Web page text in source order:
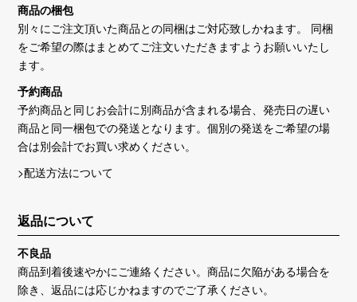
商品の梱包
別々にご注文頂いた商品との同梱はご対応致しかねます。 同梱
をご希望の際はまとめてご注文いただきますようお願いいたし
ます。
予約商品
予約商品と同じお会計に別商品が含まれる場合、発売日の遅い
商品と同一梱包での発送となります。個別の発送をご希望の場
合は別会計でお買い求めください。
>配送方法について
返品について
不良品
商品到着後速やかにご連絡ください。商品に欠陥がある場合を
除き、返品には応じかねますのでご了承ください。